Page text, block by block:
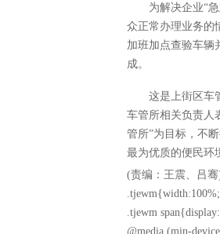
为解决企业“
众正常办理业务的
加班加点查验车辆
成。
这是上街区车
车管所相关负责人
管所”为目标，不
最为优质的便民环
(责编：王震、吕骞
.tjewm
@media (min-